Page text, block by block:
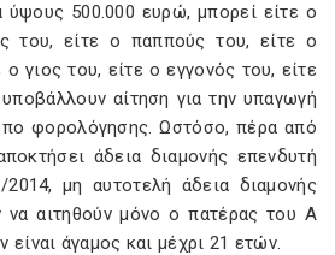
ύψους 500.000 ευρώ, μπορεί είτε ο
του, είτε ο παππούς του, είτε ο
γιος του, είτε ο εγγονός του, είτε
αίτηση για την υπαγωγή
φορολόγησης. Ωστόσο, πέρα από
άδεια διαμονής επενδυτή
μη αυτοτελή άδεια διαμονής
να αιτηθούν μόνο ο πατέρας του Α
άγαμος και μέχρι 21 ετών.